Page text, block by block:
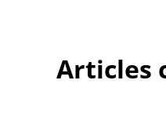
Articles